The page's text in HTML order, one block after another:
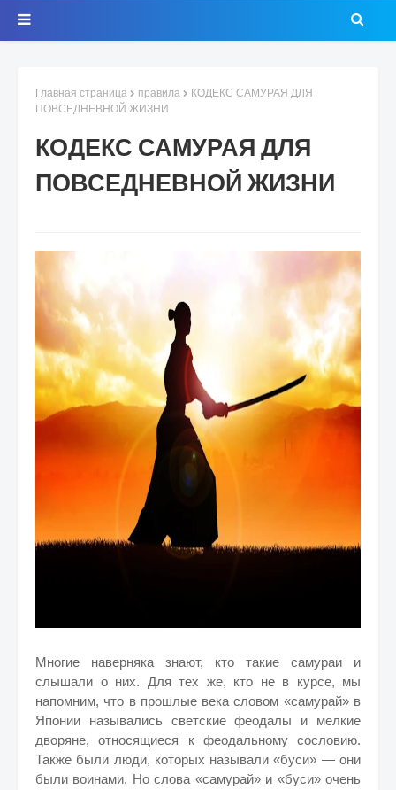
Главная страница правила
КОДЕКС САМУРАЯ ДЛЯ
ПОВСЕДНЕВНОЙ ЖИЗНИ
КОДЕКС САМУРАЯ ДЛЯ
ПОВСЕДНЕВНОЙ ЖИЗНИ
Многие наверняка знают, кто такие самураи и
слышали о них. Для тех же, кто не в курсе, мы
напомним, что в прошлые века словом «самурай» в
Японии назывались светские феодалы и мелкие
дворяне, относящиеся к феодальному сословию.
Также были люди, которых называли «буси» — они
были воинами. Но слова «самурай» и «буси» очень